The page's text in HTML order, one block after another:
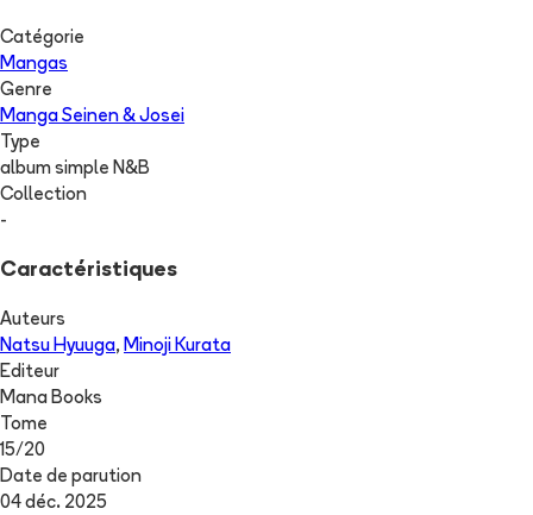
Catégorie
Mangas
Genre
Manga Seinen & Josei
Type
album simple N&B
Collection
-
Caractéristiques
Auteurs
Natsu Hyuuga, Minoji Kurata
Editeur
Mana Books
Tome
15/20
Date de parution
04 déc. 2025